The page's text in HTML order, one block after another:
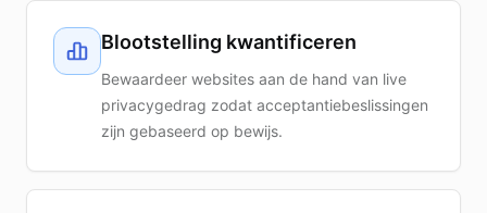
Blootstelling kwantificeren
Bewaardeer websites aan de hand van live
privacygedrag zodat acceptantiebeslissingen
zijn gebaseerd op bewijs.